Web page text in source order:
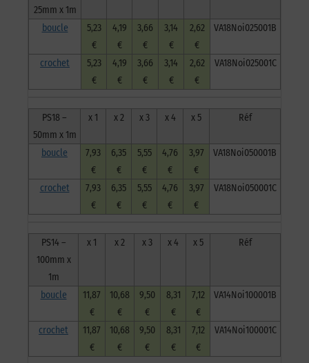
25mm x 1m
boucle
5,23
€
4,19
€
3,66
€
3,14
€
2,62
€
VA18Noi025001B
crochet
5,23
€
4,19
€
3,66
€
3,14
€
2,62
€
VA18Noi025001C
PS18 –
50mm x 1m
x 1 x 2 x 3 x 4 x 5 Réf
boucle
7,93
€
6,35
€
5,55
€
4,76
€
3,97
€
VA18Noi050001B
crochet
7,93
€
6,35
€
5,55
€
4,76
€
3,97
€
VA18Noi050001C
PS14 –
100mm x
1m
x 1 x 2 x 3 x 4 x 5 Réf
boucle
11,87
€
10,68
€
9,50
€
8,31
€
7,12
€
VA14Noi100001B
crochet
11,87
€
10,68
€
9,50
€
8,31
€
7,12
€
VA14Noi100001C